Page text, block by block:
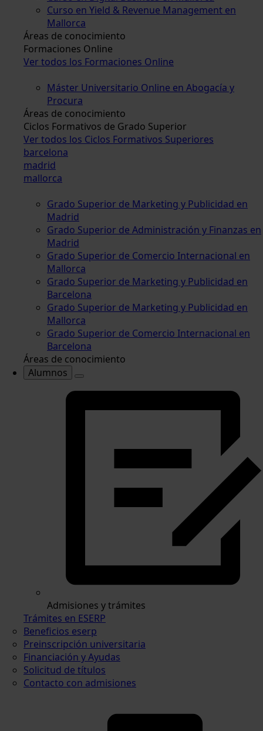
Curso en Yield & Revenue Management en
Mallorca
Áreas de conocimiento
Formaciones Online
Ver todos los Formaciones Online
Máster Universitario Online en Abogacía y
Procura
Áreas de conocimiento
Ciclos Formativos de Grado Superior
Ver todos los Ciclos Formativos Superiores
barcelona
madrid
mallorca
Grado Superior de Marketing y Publicidad en
Madrid
Grado Superior de Administración y Finanzas en
Madrid
Grado Superior de Comercio Internacional en
Mallorca
Grado Superior de Marketing y Publicidad en
Barcelona
Grado Superior de Marketing y Publicidad en
Mallorca
Grado Superior de Comercio Internacional en
Barcelona
Áreas de conocimiento
Alumnos
Admisiones y trámites
Trámites en ESERP
Beneficios eserp
Preinscripción universitaria
Financiación y Ayudas
Solicitud de títulos
Contacto con admisiones